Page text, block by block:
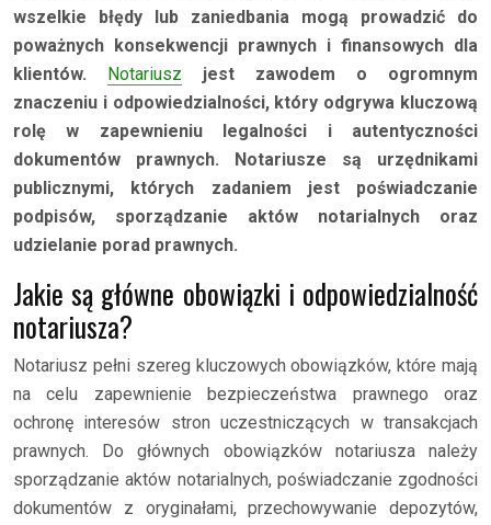
wszelkie błędy lub zaniedbania mogą prowadzić do
poważnych konsekwencji prawnych i finansowych dla
klientów. Notariusz jest zawodem o ogromnym
znaczeniu i odpowiedzialności, który odgrywa kluczową
rolę w zapewnieniu legalności i autentyczności
dokumentów prawnych. Notariusze są urzędnikami
publicznymi, których zadaniem jest poświadczanie
podpisów, sporządzanie aktów notarialnych oraz
udzielanie porad prawnych.
Jakie są główne obowiązki i odpowiedzialność
notariusza?
Notariusz pełni szereg kluczowych obowiązków, które mają
na celu zapewnienie bezpieczeństwa prawnego oraz
ochronę interesów stron uczestniczących w transakcjach
prawnych. Do głównych obowiązków notariusza należy
sporządzanie aktów notarialnych, poświadczanie zgodności
dokumentów z oryginałami, przechowywanie depozytów,